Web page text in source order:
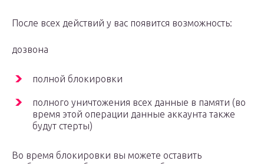
После всех действий у вас появится возможность:
дозвона
полной блокировки
полного уничтожения всех данные в памяти (во
время этой операции данные аккаунта также
будут стерты)
Во время блокировки вы можете оставить